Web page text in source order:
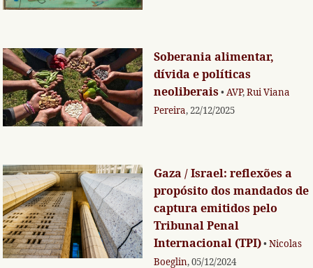
Soberania alimentar,
dívida e políticas
neoliberais• AVP,Rui Viana
Pereira, 22/12/2025
Gaza / Israel: reflexões a
propósito dos mandados de
captura emitidos pelo
Tribunal Penal
Internacional (TPI)• Nicolas
Boeglin, 05/12/2024